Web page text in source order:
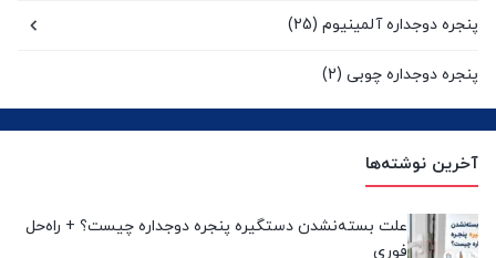
پنجره دوجداره آلمینیوم (25)
پنجره دوجداره چوبی (2)
پنجره کشویی آلومینیومی
پنجره لیفت انداسلاید(2)
آخرین نوشته‌ها
علت بسته‌نشدن دستگیره پنجره دوجداره چیست؟ + راه‌حل
فوری